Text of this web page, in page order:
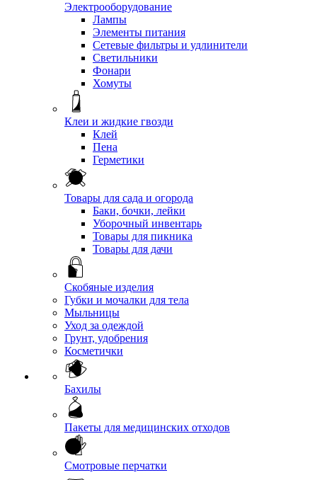
Электрооборудование
Лампы
Элементы питания
Сетевые фильтры и удлинители
Светильники
Фонари
Хомуты
Клеи и жидкие гвозди
Клей
Пена
Герметики
Товары для сада и огорода
Баки, бочки, лейки
Уборочный инвентарь
Товары для пикника
Товары для дачи
Скобяные изделия
Губки и мочалки для тела
Мыльницы
Уход за одеждой
Грунт, удобрения
Косметички
Бахилы
Пакеты для медицинских отходов
Смотровые перчатки